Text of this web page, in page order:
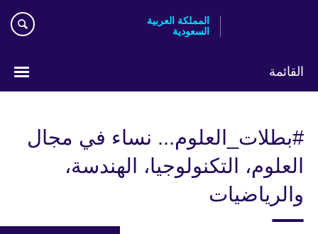
المملكة العربية
السعودية
القائمة
#بطلات_العلوم... نساء في مجال
العلوم، التكنولوجيا، الهندسة،
والرياضيات